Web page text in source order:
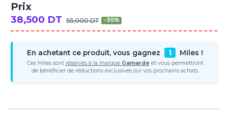
Prix
38,500 DT 55,000 DT -30%
En achetant ce produit, vous gagnez 1 Miles !
Ces Miles sont réservés à la marque Gamarde et vous permettront
de bénéficier de réductions exclusives sur vos prochains achats.